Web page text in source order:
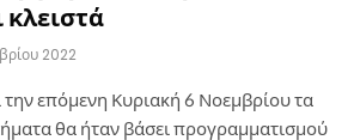
κλειστά
2022
την επόμενη Κυριακή 6 Νοεμβρίου τα
θα ήταν βάσει προγραμματισμού